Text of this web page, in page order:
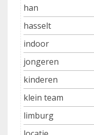
han
hasselt
indoor
jongeren
kinderen
klein team
limburg